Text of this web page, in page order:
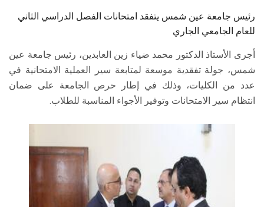
رئيس جامعة عين شمس يتفقد امتحانات الفصل الدراسي الثاني
للعام الجامعي الجاري
أجرى الأستاذ الدكتور محمد ضياء زين العابدين، رئيس جامعة عين
شمس، جولة تفقدية موسعة لمتابعة سير العملية الامتحانية في
عدد من الكليات، وذلك في إطار حرص الجامعة على ضمان
انتظام سير الامتحانات وتوفير الأجواء المناسبة للطلاب.